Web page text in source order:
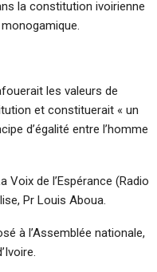
la constitution ivoirienne
les valeurs de
et constituerait « un
d’égalité entre l’homme
de l’Espérance (Radio
Pr Louis Aboua.
à l’Assemblée nationale,